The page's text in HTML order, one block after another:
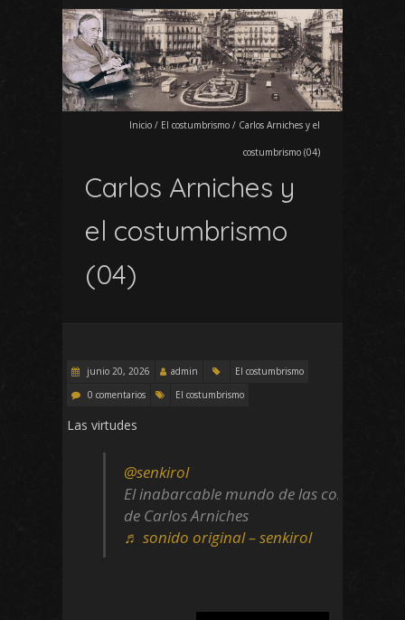
Inicio / El costumbrismo / Carlos Arniches y el
costumbrismo (04)
Carlos Arniches y
el costumbrismo
(04)
junio 20, 2026 admin
El costumbrismo
0 comentarios
El costumbrismo
Las virtudes
@senkirol
El inabarcable mundo de las costumbres
de Carlos Arniches
♬ sonido original – senkirol